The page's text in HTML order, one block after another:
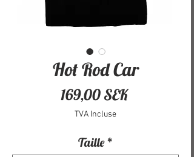
Hot Rod Car
169,00 SEKPrix
TVA Incluse
Taille *